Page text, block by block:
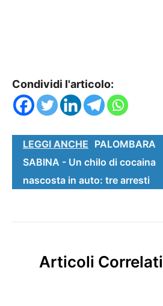
Condividi l'articolo:
LEGGI ANCHE PALOMBARA
SABINA - Un chilo di cocaina
nascosta in auto: tre arresti
Articoli Correlati